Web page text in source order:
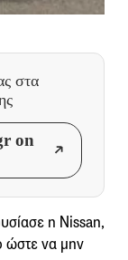
στα
on
η Nissan,
ώστε να μην